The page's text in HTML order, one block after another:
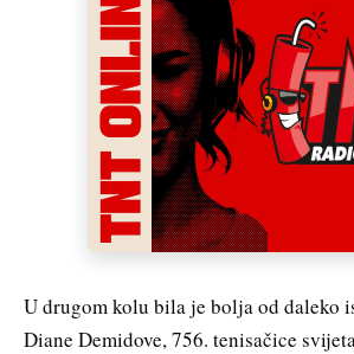
U drugom kolu bila je bolja od daleko
Diane Demidove, 756. tenisačice